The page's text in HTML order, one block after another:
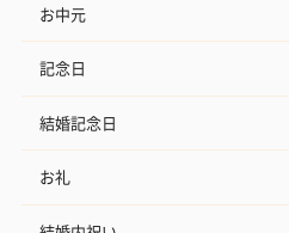
お中元
記念日
結婚記念日
お礼